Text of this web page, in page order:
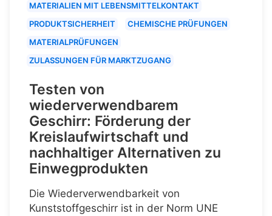
MATERIALIEN MIT LEBENSMITTELKONTAKT
PRODUKTSICHERHEIT
CHEMISCHE PRÜFUNGEN
MATERIALPRÜFUNGEN
ZULASSUNGEN FÜR MARKTZUGANG
Testen von
wiederverwendbarem
Geschirr: Förderung der
Kreislaufwirtschaft und
nachhaltiger Alternativen zu
Einwegprodukten
Die Wiederverwendbarkeit von
Kunststoffgeschirr ist in der Norm UNE